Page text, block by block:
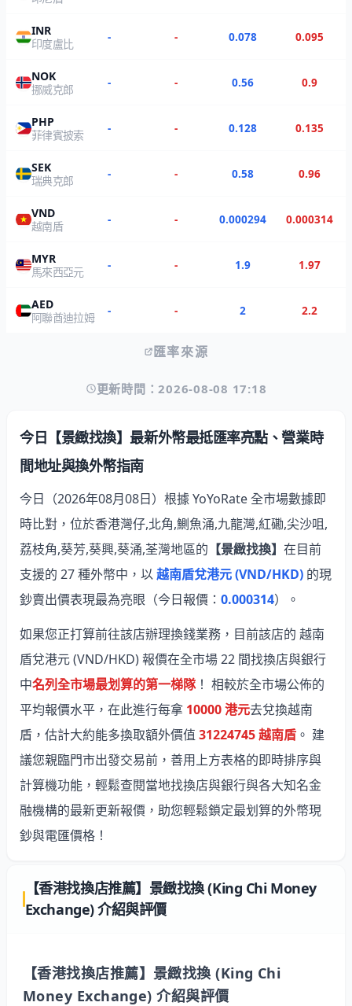
INR
印度盧比
- - 0.078 0.095
NOK
挪威克郎
- - 0.56 0.9
PHP
菲律賓披索
- - 0.128 0.135
SEK
瑞典克郎
- - 0.58 0.96
VND
越南盾
- - 0.000294 0.000314
MYR
馬來西亞元
- - 1.9 1.97
AED
阿聯酋迪拉姆
- - 2 2.2
匯率來源
更新時間：2026-08-08 17:18
今日【景緻找換】最新外幣最抵匯率亮點、營業時
間地址與換外幣指南
今日（2026年08月08日）根據 YoYoRate 全市場數據即
時比對，位於香港灣仔,北角,鰂魚涌,九龍灣,紅磡,尖沙咀,
荔枝角,葵芳,葵興,葵涌,荃灣地區的 【景緻找換】 在目前
支援的 27 種外幣中，以越南盾兌港元 (VND/HKD) 的現
鈔賣出價表現最為亮眼 （今日報價： 0.000314）。
如果您正打算前往該店辦理換錢業務，目前該店的 越南
盾兌港元 (VND/HKD) 報價在全市場 22 間找換店與銀行
中名列全市場最划算的第一梯隊！ 相較於全市場公佈的
平均報價水平，在此進行每拿 10000 港元去兌換越南
盾，估計大約能多換取額外價值 31224745 越南盾 。 建
議您親臨門市出發交易前，善用上方表格的即時排序與
計算機功能，輕鬆查閱當地找換店與銀行與各大知名金
融機構的最新更新報價，助您輕鬆鎖定最划算的外幣現
鈔與電匯價格！
【香港找換店推薦】景緻找換 (King Chi Money
Exchange) 介紹與評價
【香港找換店推薦】景緻找換 (King Chi
Money Exchange) 介紹與評價